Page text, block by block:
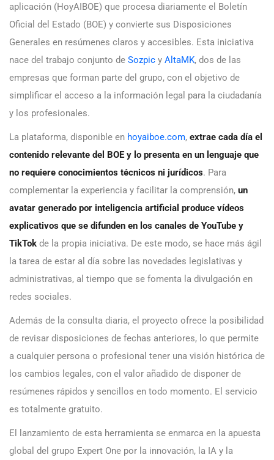
aplicación (HoyAIBOE) que procesa diariamente el Boletín
Oficial del Estado (BOE) y convierte sus Disposiciones
Generales en resúmenes claros y accesibles. Esta iniciativa
nace del trabajo conjunto de Sozpic y AltaMK, dos de las
empresas que forman parte del grupo, con el objetivo de
simplificar el acceso a la información legal para la ciudadanía
y los profesionales.
La plataforma, disponible en hoyaiboe.com, extrae cada día el
contenido relevante del BOE y lo presenta en un lenguaje que
no requiere conocimientos técnicos ni jurídicos. Para
complementar la experiencia y facilitar la comprensión, un
avatar generado por inteligencia artificial produce vídeos
explicativos que se difunden en los canales de YouTube y
TikTok de la propia iniciativa. De este modo, se hace más ágil
la tarea de estar al día sobre las novedades legislativas y
administrativas, al tiempo que se fomenta la divulgación en
redes sociales.
Además de la consulta diaria, el proyecto ofrece la posibilidad
de revisar disposiciones de fechas anteriores, lo que permite
a cualquier persona o profesional tener una visión histórica de
los cambios legales, con el valor añadido de disponer de
resúmenes rápidos y sencillos en todo momento. El servicio
es totalmente gratuito.
El lanzamiento de esta herramienta se enmarca en la apuesta
global del grupo Expert One por la innovación, la IA y la